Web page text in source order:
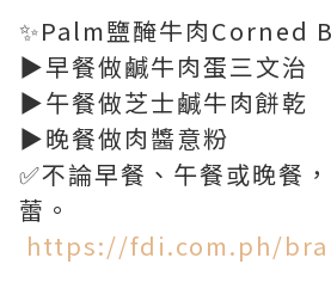
✨Palm鹽醃牛肉Corned
▶️早餐做鹹牛肉蛋三文治
▶️午餐做芝士鹹牛肉餅乾
▶️晚餐做肉醬意粉
✅不論早餐、午餐或晚餐
蕾。
https://fdi.com.ph/